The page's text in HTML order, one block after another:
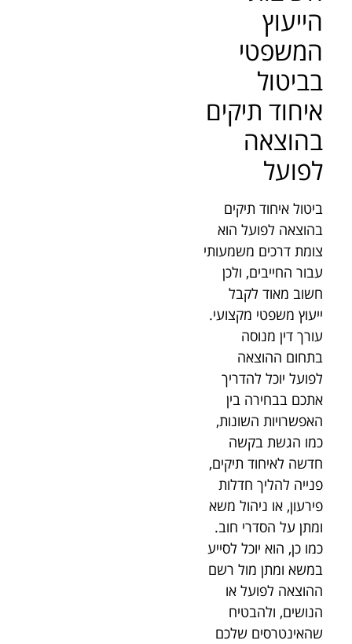
הייעוץ
המשפטי
בביטול
איחוד תיקים
בהוצאה
לפועל
ביטול איחוד תיקים
בהוצאה לפועל הוא
צומת דרכים משמעותי
עבור החייבים, ולכן
חשוב מאוד לקבל
ייעוץ משפטי מקצועי.
עורך דין מנוסה
בתחום ההוצאה
לפועל יוכל להדריך
אתכם בבחירה בין
האפשרויות השונות,
כמו הגשת בקשה
חדשה לאיחוד תיקים,
פנייה להליך חדלות
פירעון, או ניהול משא
ומתן על הסדרי חוב.
כמו כן, הוא יוכל לסייע
במשא ומתן מול רשם
ההוצאה לפועל או
הנושים, ולהבטיח
שהאינטרסים שלכם